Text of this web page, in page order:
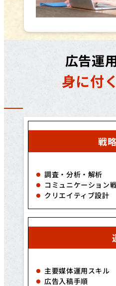
広告運
身に付
戦
調査・分析・解析
コミュニケーション
クリエイティブ設計
主要媒体運用スキル
広告入稿手順